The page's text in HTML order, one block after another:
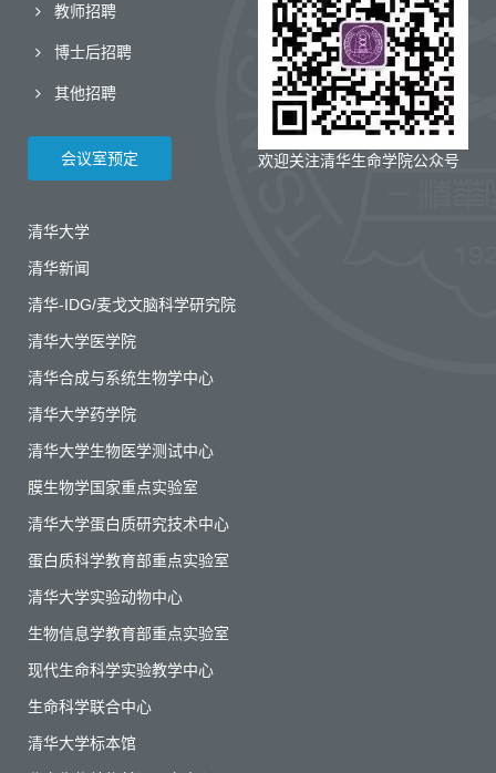
欢迎关注清华生命学院公众号
教师招聘
博士后招聘
其他招聘
会议室预定
清华大学
清华新闻
清华-IDG/麦戈文脑科学研究院
清华大学医学院
清华合成与系统生物学中心
清华大学药学院
清华大学生物医学测试中心
膜生物学国家重点实验室
清华大学蛋白质研究技术中心
蛋白质科学教育部重点实验室
清华大学实验动物中心
生物信息学教育部重点实验室
现代生命科学实验教学中心
生命科学联合中心
清华大学标本馆